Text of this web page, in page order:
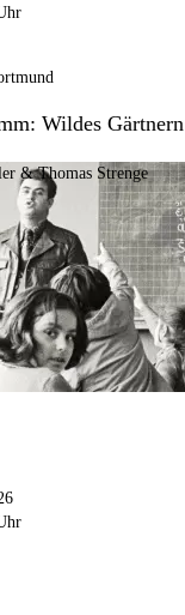
Wildes Gärtnern
& Thomas Strenge